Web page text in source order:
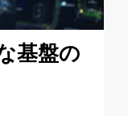
基盤の